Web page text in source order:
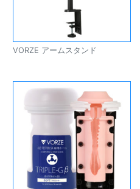
VORZE アームスタンド